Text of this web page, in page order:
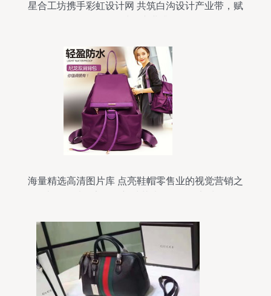
星合工坊携手彩虹设计网 共筑白沟设计产业带，赋
海量精选高清图片库 点亮鞋帽零售业的视觉营销之